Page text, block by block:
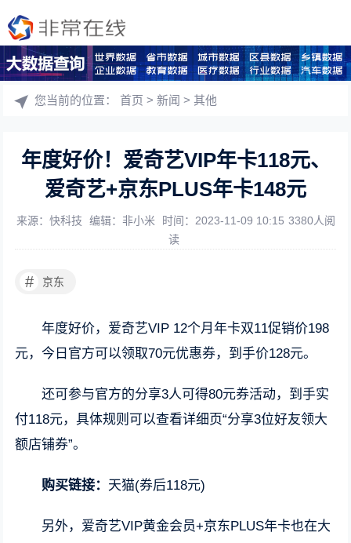
您当前的位置：首页 >新闻 >其他
年度好价！爱奇艺VIP年卡118元、
爱奇艺+京东PLUS年卡148元
来源：快科技 编辑：非小米 时间：2023-11-09 10:15 3380人阅
读
# 京东
年度好价，爱奇艺VIP 12个月年卡双11促销价198
元，今日官方可以领取70元优惠券，到手价128元。
还可参与官方的分享3人可得80元券活动，到手实
付118元，具体规则可以查看详细页“分享3位好友领大
额店铺券”。
购买链接： 天猫(券后118元)
另外，爱奇艺VIP黄金会员+京东PLUS年卡也在大